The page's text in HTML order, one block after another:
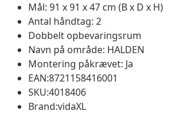
Mål: 91 x 91 x 47 cm (B x D x H)
Antal håndtag: 2
Dobbelt opbevaringsrum
Navn på område: HALDEN
Montering påkrævet: Ja
EAN:8721158416001
SKU:4018406
Brand:vidaXL